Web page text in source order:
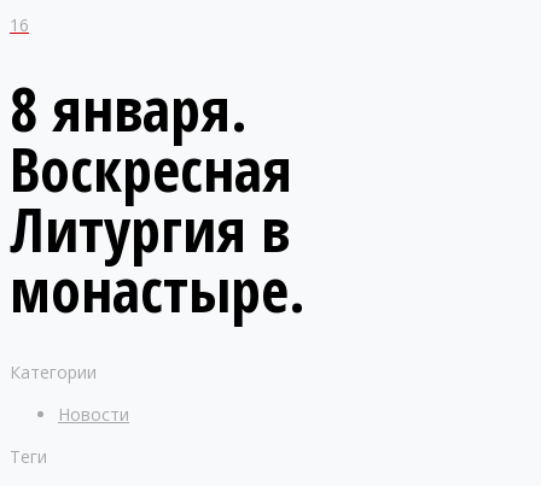
16
8 января.
Воскресная
Литургия в
монастыре.
Категории
Новости
Теги